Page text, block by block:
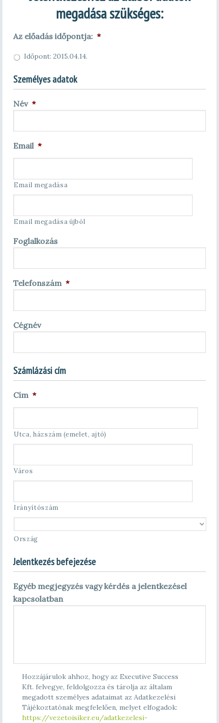
megadása szükséges:
Az előadás időpontja: *
Időpont: 2015.04.14.
Személyes adatok
Név *
Email *
Email megadása
Email megadása újból
Foglalkozás
Telefonszám *
Cégnév
Számlázási cím
Cím *
Utca, házszám (emelet, ajtó)
Város
Irányítószám
Ország
Jelentkezés befejezése
Egyéb megjegyzés vagy kérdés a jelentkezésel
kapcsolatban
Hozzájárulok ahhoz, hogy az Executive Success
Kft. felvegye, feldolgozza és tárolja az általam
megadott személyes adataimat az Adatkezelési
Tájékoztatónak megfelelően, melyet elfogadok:
https://vezetoisiker.eu/adatkezelesi-